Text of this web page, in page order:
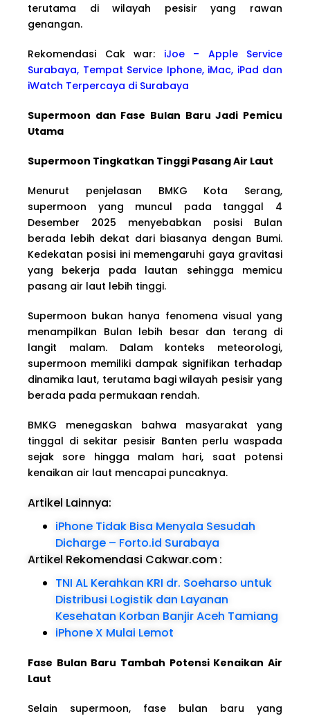
terutama di wilayah pesisir yang rawan
genangan.
Rekomendasi Cak war: iJoe – Apple Service
Surabaya, Tempat Service Iphone, iMac, iPad dan
iWatch Terpercaya di Surabaya
Supermoon dan Fase Bulan Baru Jadi Pemicu
Utama
Supermoon Tingkatkan Tinggi Pasang Air Laut
Menurut penjelasan BMKG Kota Serang,
supermoon yang muncul pada tanggal 4
Desember 2025 menyebabkan posisi Bulan
berada lebih dekat dari biasanya dengan Bumi.
Kedekatan posisi ini memengaruhi gaya gravitasi
yang bekerja pada lautan sehingga memicu
pasang air laut lebih tinggi.
Supermoon bukan hanya fenomena visual yang
menampilkan Bulan lebih besar dan terang di
langit malam. Dalam konteks meteorologi,
supermoon memiliki dampak signifikan terhadap
dinamika laut, terutama bagi wilayah pesisir yang
berada pada permukaan rendah.
BMKG menegaskan bahwa masyarakat yang
tinggal di sekitar pesisir Banten perlu waspada
sejak sore hingga malam hari, saat potensi
kenaikan air laut mencapai puncaknya.
Artikel Lainnya:
iPhone Tidak Bisa Menyala Sesudah
Dicharge – Forto.id Surabaya
Artikel Rekomendasi Cakwar.com:
TNI AL Kerahkan KRI dr. Soeharso untuk
Distribusi Logistik dan Layanan
Kesehatan Korban Banjir Aceh Tamiang
iPhone X Mulai Lemot
Fase Bulan Baru Tambah Potensi Kenaikan Air
Laut
Selain supermoon, fase bulan baru yang